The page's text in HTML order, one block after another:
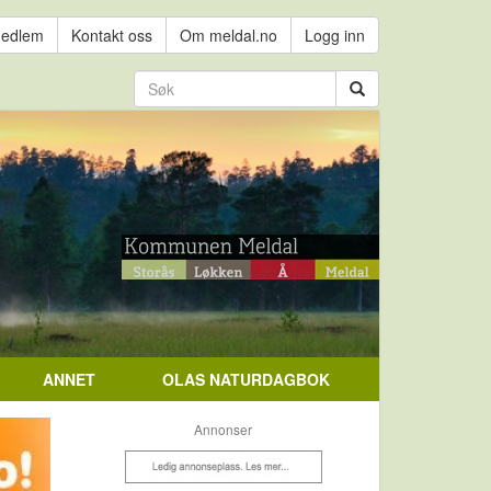
Kontakt oss Om meldal.no Logg inn
ANNET OLAS NATURDAGBOK
Annonser